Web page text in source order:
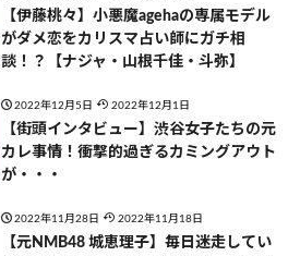
【伊藤桃々】小悪魔agehaの専属モデル
がダメ恋をカリスマ占い師にガチ相
談！？【ナジャ・山根千佳・斗弥】
2022年12月5日 2022年12月1日
【街頭インタビュー】渋谷女子たちの元
カレ事情！衝撃的過ぎるカミングアウト
が・・・
2022年11月28日 2022年11月18日
【元NMB48 城恵理子】毎日迷走してい